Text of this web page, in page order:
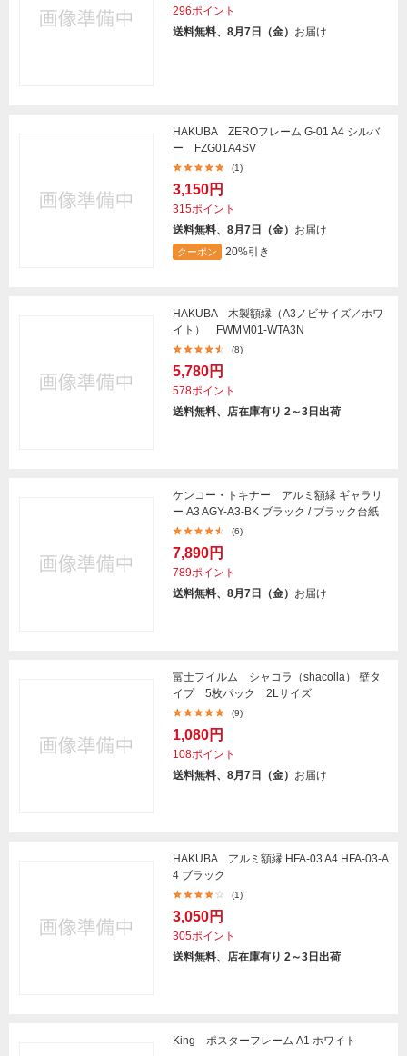
296ポイント
送料無料、8月7日（金） お届け
HAKUBA ZEROフレーム G-01 A4 シルバ
ー FZG01A4SV
(1)
3,150円
315ポイント
送料無料、8月7日（金） お届け
クーポン 20%引き
HAKUBA 木製額縁（A3ノビサイズ／ホワ
イト） FWMM01-WTA3N
(8)
5,780円
578ポイント
送料無料、店在庫有り 2～3日出荷
ケンコー・トキナー アルミ額縁 ギャラリ
ー A3 AGY-A3-BK ブラック / ブラック台紙
(6)
7,890円
789ポイント
送料無料、8月7日（金） お届け
富士フイルム シャコラ（shacolla） 壁タ
イプ 5枚パック 2Lサイズ
(9)
1,080円
108ポイント
送料無料、8月7日（金） お届け
HAKUBA アルミ額縁 HFA-03 A4 HFA-03-A
4 ブラック
(1)
3,050円
305ポイント
送料無料、店在庫有り 2～3日出荷
King ポスターフレーム A1 ホワイト